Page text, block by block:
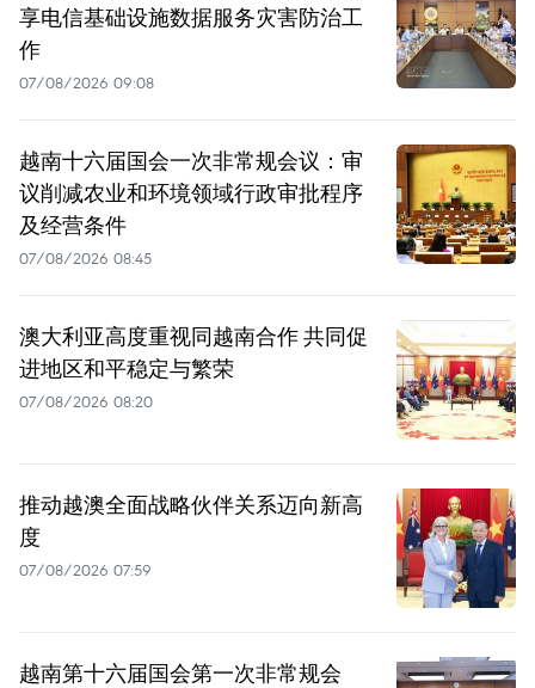
享电信基础设施数据服务灾害防治工
作
07/08/2026 09:08
越南十六届国会一次非常规会议：审
议削减农业和环境领域行政审批程序
及经营条件
07/08/2026 08:45
澳大利亚高度重视同越南合作 共同促
进地区和平稳定与繁荣
07/08/2026 08:20
推动越澳全面战略伙伴关系迈向新高
度
07/08/2026 07:59
越南第十六届国会第一次非常规会